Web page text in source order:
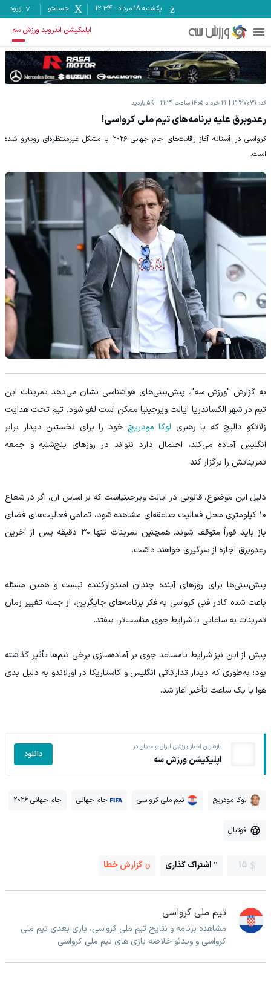
یکشنبه ۱۸ مرداد -
12:34 جستجو ورود
اپلیکیشن اندروید ورزش سه
کد: 2367079 21 خرداد 1405 ساعت 21:29 5K بازدید
رعدوبرق علیه برنامه‌های تیم ملی کرواسی!
کرواسی در آستانه آغاز رقابت‌های جام جهانی ۲۰۲۶ با مشکل غیرمنتظره‌ای روبه‌رو شده
است.
به گزارش "ورزش سه"، پیش‌بینی‌های هواشناسی نشان می‌دهد تمرینات این
تیم در شهر الکساندریا ایالت ویرجینیا ممکن است لغو شود. تیم تحت هدایت
زلاتکو دالیچ که با رهبری لوکا مودریچ خود را برای نخستین دیدار برابر
انگلیس آماده می‌کند، احتمال دارد نتواند در روزهای پنج‌شنبه و جمعه
تمریناتش را برگزار کند.
دلیل این موضوع، قانونی در ایالت ویرجینیاست که بر اساس آن، اگر در شعاع
۱۰ کیلومتری محل فعالیت صاعقه‌ای مشاهده شود، تمامی فعالیت‌های فضای
باز باید فوراً متوقف شوند. همچنین تمرینات تنها ۳۰ دقیقه پس از آخرین
رعدوبرق اجازه از سرگیری خواهند داشت.
پیش‌بینی‌ها برای روزهای آینده چندان امیدوارکننده نیست و همین مسئله
باعث شده کادر فنی کرواسی به فکر برنامه‌های جایگزین، از جمله تغییر زمان
تمرینات به ساعاتی با شرایط جوی مناسب‌تر، بیفتد.
پیش از این نیز شرایط نامساعد جوی بر آماده‌سازی برخی تیم‌ها تأثیر گذاشته
بود؛ به‌طوری که دیدار تدارکاتی انگلیس و کاستاریکا در اورلاندو به دلیل بدی
هوا با یک ساعت تأخیر آغاز شد.
تازه‌ترین اخبار ورزشی ایران و جهان در
اپلیکیشن ورزش سه دانلود
لوکا مودریچ تیم ملی کرواسی جام جهانی جام جهانی 2026
فوتبال
15 اشتراک گذاری گزارش خطا
تیم ملی کرواسی
مشاهده برنامه و نتایج تیم ملی کرواسی، بازی بعدی تیم ملی
کرواسی و ویدئو خلاصه بازی های تیم ملی کرواسی